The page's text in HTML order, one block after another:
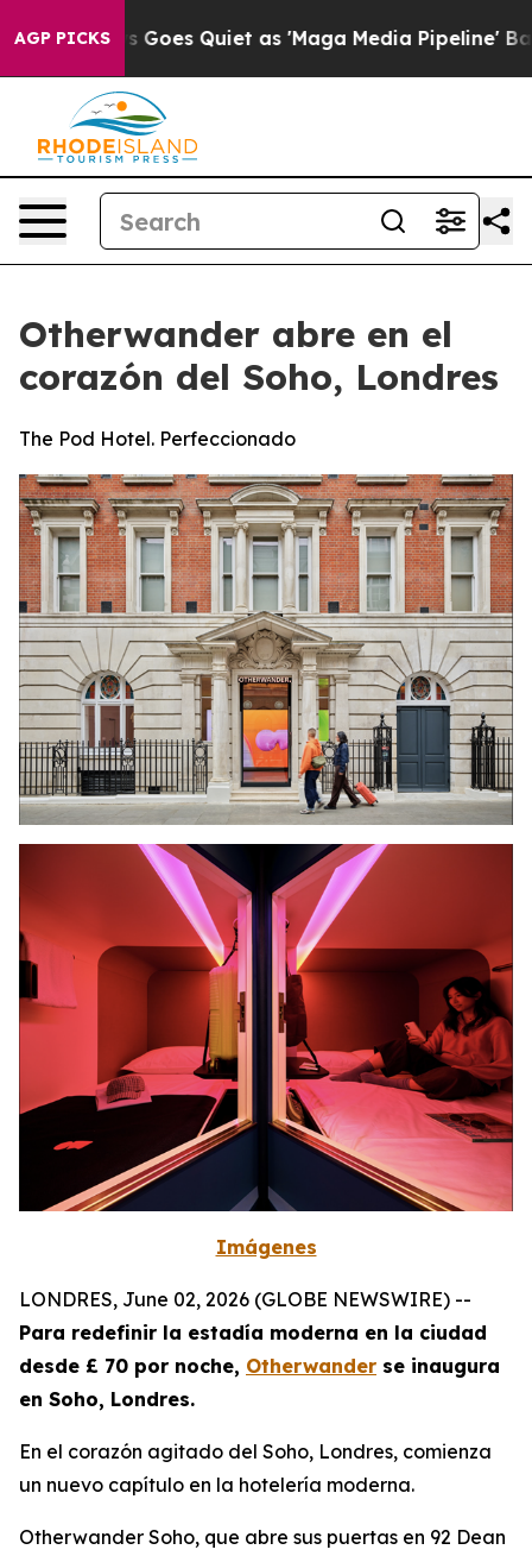
AGP PICKS
Goes Quiet as 'Maga Media Pipeline' Backfires
Otherwander abre en el
corazón del Soho, Londres
The Pod Hotel. Perfeccionado
Imágenes
LONDRES, June 02, 2026 (GLOBE NEWSWIRE) --
Para redefinir la estadía moderna en la ciudad
desde £ 70 por noche, Otherwander se inaugura
en Soho, Londres.
En el corazón agitado del Soho, Londres, comienza
un nuevo capítulo en la hotelería moderna.
Otherwander Soho, que abre sus puertas en 92 Dean